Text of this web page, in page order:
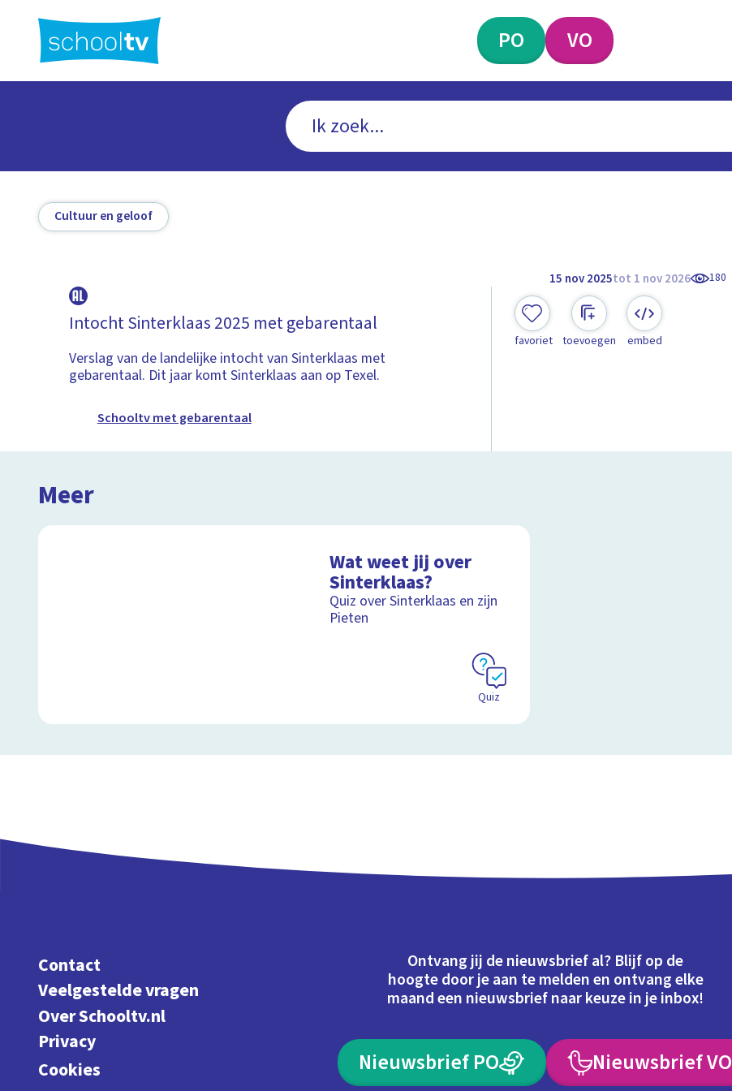
hoofdinhoud
PO VO
Cultuur en geloof
15 nov 2025tot 1 nov 2026 180
Intocht Sinterklaas 2025 met gebarentaal
Verslag van de landelijke intocht van Sinterklaas met
gebarentaal. Dit jaar komt Sinterklaas aan op Texel.
Schooltv met gebarentaal
favoriet toevoegen embed
Meer
Wat weet jij over
Sinterklaas?
Quiz over Sinterklaas en zijn
Pieten
Quiz
Contact
Veelgestelde vragen
Over Schooltv.nl
Privacy
Cookies
Ontvang jij de nieuwsbrief al? Blijf op de
hoogte door je aan te melden en ontvang elke
maand een nieuwsbrief naar keuze in je inbox!
Nieuwsbrief PO Nieuwsbrief VO